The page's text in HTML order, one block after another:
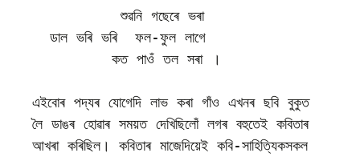
          শুৱনি গছেৰে ভৰা
এইবোৰ পদ্যৰ যোগেদি লাভ কৰা গাঁও এখনৰ ছবি বুকুত
লৈ ডাঙৰ হোৱাৰ সময়ত দেখিছিলোঁ লগৰ বহুতেই কবিতাৰ
আখৰা কৰিছিল। কবিতাৰ মাজেদিয়েই কবি-সাহিত্যিকসকল